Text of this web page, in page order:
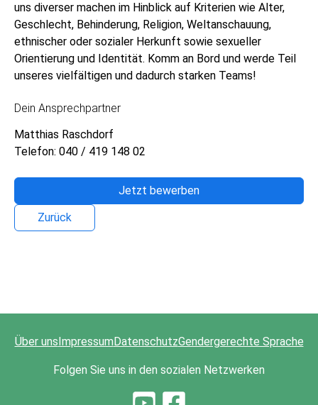
uns diverser machen im Hinblick auf Kriterien wie Alter,
Geschlecht, Behinderung, Religion, Weltanschauung,
ethnischer oder sozialer Herkunft sowie sexueller
Orientierung und Identität. Komm an Bord und werde Teil
unseres vielfältigen und dadurch starken Teams!
Dein Ansprechpartner
Matthias Raschdorf
Telefon: 040 / 419 148 02
Jetzt bewerben
Zurück
Über unsImpressumDatenschutzGendergerechte Sprache
Folgen Sie uns in den sozialen Netzwerken